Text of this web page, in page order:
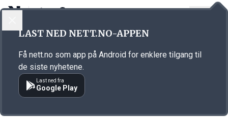
Annonsørinnhold
LAST NED NETT.NO-APPEN
Få nett.no som app på Android for enklere tilgang til
de siste nyhetene.
Last ned fra
Google Play